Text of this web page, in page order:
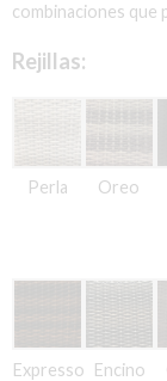
combinaciones que
Rejillas:
Perla Oreo
Expresso Encino